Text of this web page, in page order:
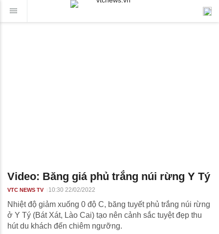
Video: Băng giá phủ trắng núi rừng Y Tý
VTC NEWS TV 10:30 22/02/2022
Nhiệt độ giảm xuống 0 độ C, băng tuyết phủ trắng núi rừng
ở Y Tý (Bát Xát, Lào Cai) tạo nên cảnh sắc tuyệt đẹp thu
hút du khách đến chiêm ngưỡng.